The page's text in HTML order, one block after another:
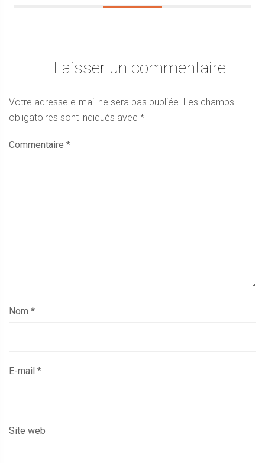
Laisser un commentaire
Votre adresse e-mail ne sera pas publiée. Les champs
obligatoires sont indiqués avec *
Commentaire *
Nom *
E-mail *
Site web